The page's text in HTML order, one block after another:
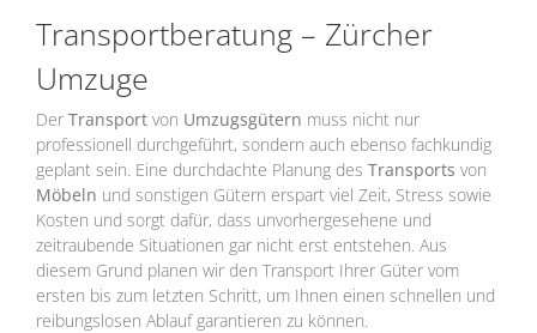
Transportberatung – Zürcher
Umzuge
Der Transport von Umzugsgütern muss nicht nur
professionell durchgeführt, sondern auch ebenso fachkundig
geplant sein. Eine durchdachte Planung des Transports von
Möbeln und sonstigen Gütern erspart viel Zeit, Stress sowie
Kosten und sorgt dafür, dass unvorhergesehene und
zeitraubende Situationen gar nicht erst entstehen. Aus
diesem Grund planen wir den Transport Ihrer Güter vom
ersten bis zum letzten Schritt, um Ihnen einen schnellen und
reibungslosen Ablauf garantieren zu können.